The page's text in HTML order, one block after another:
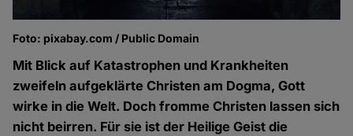
Foto: pixabay.com / Public Domain
Mit Blick auf Katastrophen und Krankheiten
zweifeln aufgeklärte Christen am Dogma, Gott
wirke in die Welt. Doch fromme Christen lassen sich
nicht beirren. Für sie ist der Heilige Geist die